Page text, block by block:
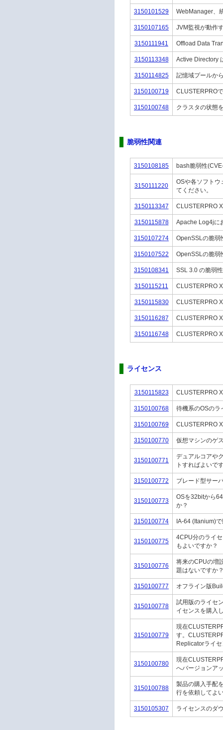
3150101529 WebManager、
3150107165 JVM監視が動作
3150111941 Offload Data
3150113348 Active Directory
3150114825 記憶域プールか
3150100719 CLUSTERPRO
3150100748 クラスタの状態
脆弱性関連
3150108185 bash脆弱性
3150111220
OSや各ソフトウ
てください。
3150113347 CLUSTERPRO
3150115878 Apache Log4jに
3150107274 OpenSSLの脆弱
3150107522 OpenSSLの脆弱
3150108341 SSL 3.0 の脆弱
3150115211 CLUSTERPRO
3150115830 CLUSTERPRO
3150116287 CLUSTERPRO
3150116748 CLUSTERPRO
ライセンス
3150115823 CLUSTERPRO
3150100768 待機系のOSのラ
3150100769 CLUSTERPRO
3150100770 仮想マシンのゲ
3150100771
デュアルコアや
トすればよいで
3150100772 ブレード型サー
3150100773
OSを32bitから
か？
3150100774 IA-64 (Itanium)
3150100775
4CPU分のライ
もよいですか？
3150100776
将来のCPUの増
題はないですか
3150100777 オフライン版
3150100778
試用版のライセ
イセンスを購入
3150100779
現在
す。
Replicatorライ
3150100780
現在
へバージョンア
3150100788
製品の購入手配
行を依頼してよ
3150105307 ライセンスのダ